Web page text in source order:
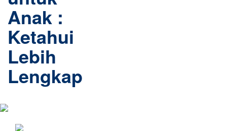
Anak :
Ketahui
Lebih
Lengkap